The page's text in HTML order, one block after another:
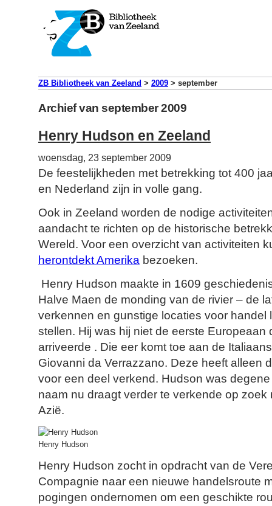
ZB Bibliotheek van Zeeland > 2009 > september
Archief van september 2009
Henry Hudson en Zeeland
woensdag, 23 september 2009
De feestelijkheden met betrekking tot 400
en Nederland zijn in volle gang.
Ook in Zeeland worden de nodige
aandacht te richten op de historische
Wereld. Voor een overzicht van activiteiten
herontdekt Amerika bezoeken.
Henry Hudson maakte in 1609
Halve Maen de monding van de rivier – de
verkennen en gunstige locaties voor handel
stellen. Hij was hij niet de eerste Europeaan
arriveerde . Die eer komt toe aan de
Giovanni da Verrazzano. Deze heeft alleen
voor een deel verkend. Hudson was
naam nu draagt verder te verkende op
Azië.
Henry Hudson
Henry Hudson zocht in opdracht van de
Compagnie naar een nieuwe handelsroute
pogingen ondernomen om een geschikte